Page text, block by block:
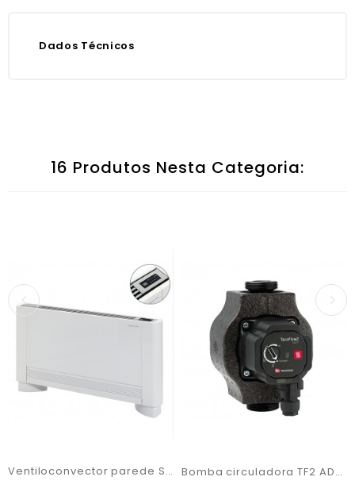
Dados Técnicos
16 Produtos Nesta Categoria:
Ventiloconvector parede Silence THIN DT Bomba circuladora TF2 ADAPT 25-60/180